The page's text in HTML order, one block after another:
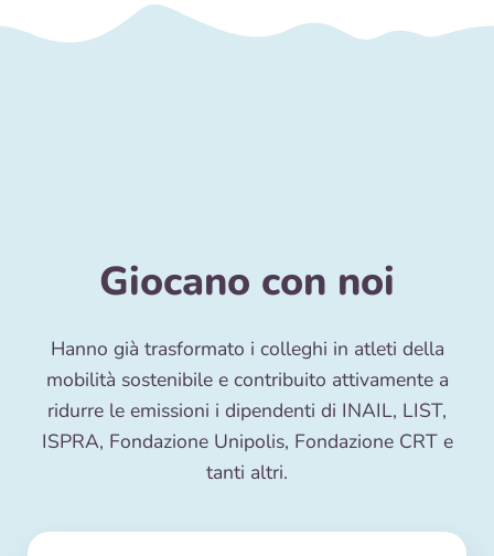
Giocano con noi
Hanno già trasformato i colleghi in atleti della
mobilità sostenibile e contribuito attivamente a
ridurre le emissioni i dipendenti di INAIL, LIST,
ISPRA, Fondazione Unipolis, Fondazione CRT e
tanti altri.